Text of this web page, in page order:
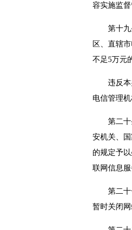
容实施监督
第十九条
区、直辖
不足5万元
违反本办
电信管理
第二十条
安机关、
的规定予
联网信息
第二十一
暂时关闭网